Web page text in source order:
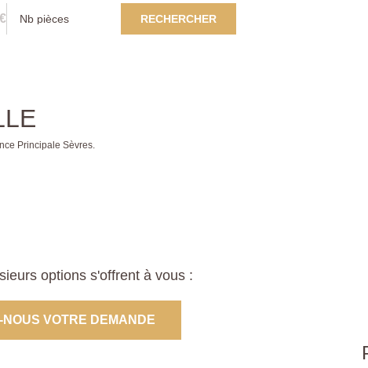
€ RECHERCHER
Principale Sèvres.
options s'offrent à vous :
VOTRE DEMANDE